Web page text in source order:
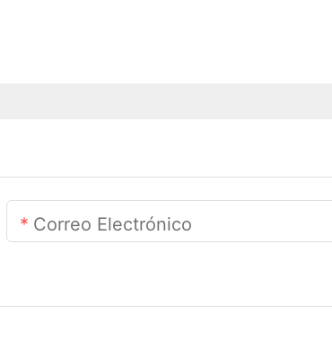
Correo Electrónico